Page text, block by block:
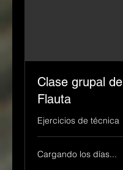
Clase grupal de
Flauta
Ejercicios de técnica
Cargando los días...